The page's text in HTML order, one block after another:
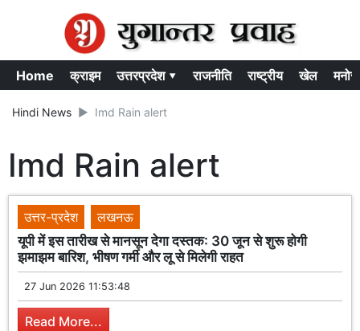
Home क्राइम उत्तरप्रदेश ▾ राजनीति राष्ट्रीय खेल
Hindi News Imd Rain alert
Imd Rain alert
उत्तर-प्रदेश
लखनऊ
यूपी में इस तारीख से मानसून देगा दस्तक: 30 जून से शुरू होगी
झमाझम बारिश, भीषण गर्मी और लू से मिलेगी राहत
27 Jun 2026 11:53:48
Read More...